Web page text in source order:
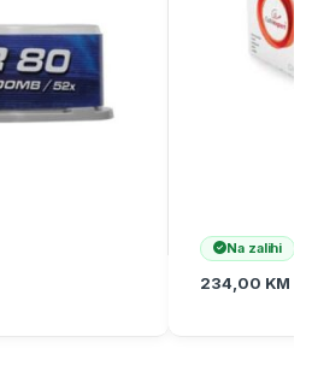
Na zalihi
234,00 KM